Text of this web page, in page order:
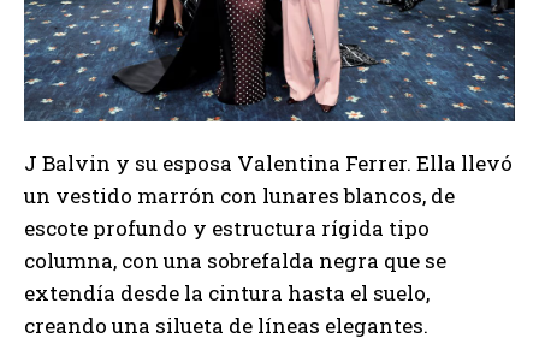
J Balvin y su esposa Valentina Ferrer. Ella llevó
un vestido marrón con lunares blancos, de
escote profundo y estructura rígida tipo
columna, con una sobrefalda negra que se
extendía desde la cintura hasta el suelo,
creando una silueta de líneas elegantes.